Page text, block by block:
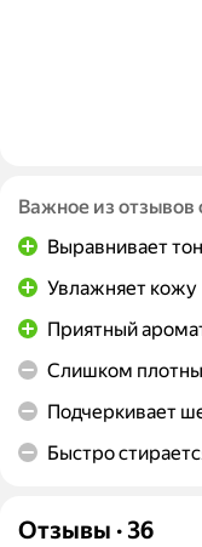
Важное из отзывов
Выравнивает тон
Увлажняет кожу
Приятный
Слишком
Подчеркивает
Быстро
Отзывы · 36